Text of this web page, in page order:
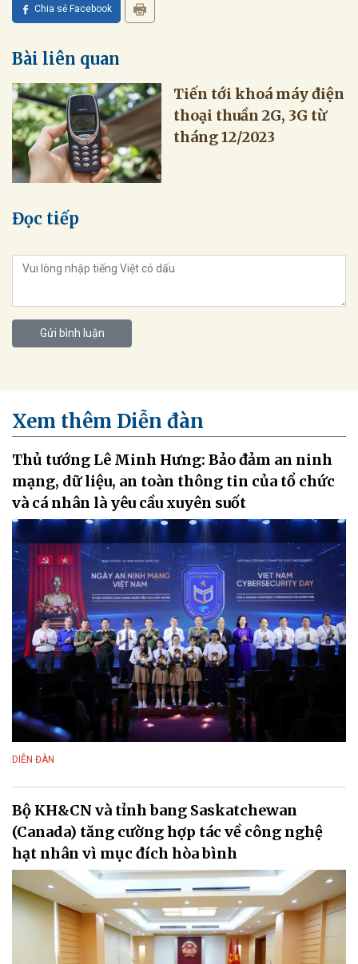
Chia sẻ Facebook
Bài liên quan
Tiến tới khoá máy điện
thoại thuần 2G, 3G từ
tháng 12/2023
Đọc tiếp
Gửi bình luận
Xem thêm Diễn đàn
Thủ tướng Lê Minh Hưng: Bảo đảm an ninh
mạng, dữ liệu, an toàn thông tin của tổ chức
và cá nhân là yêu cầu xuyên suốt
DIỄN ĐÀN
Bộ KH&CN và tỉnh bang Saskatchewan
(Canada) tăng cường hợp tác về công nghệ
hạt nhân vì mục đích hòa bình